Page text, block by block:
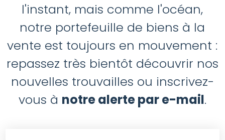
l'instant, mais comme l'océan,
notre portefeuille de biens à la
vente est toujours en mouvement :
repassez très bientôt découvrir nos
nouvelles trouvailles ou inscrivez-
vous à notre alerte par e-mail.